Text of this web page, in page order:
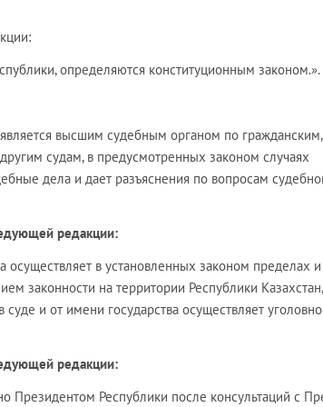
определяются конституционным законом.».
высшим судебным органом по гражданским,
судам, в предусмотренных законом случаях
дела и дает разъяснения по вопросам
редакции:
осуществляет в установленных законом пределах и
законности на территории Республики Казахстан,
суде и от имени государства осуществляет
редакции:
Президентом Республики после консультаций с